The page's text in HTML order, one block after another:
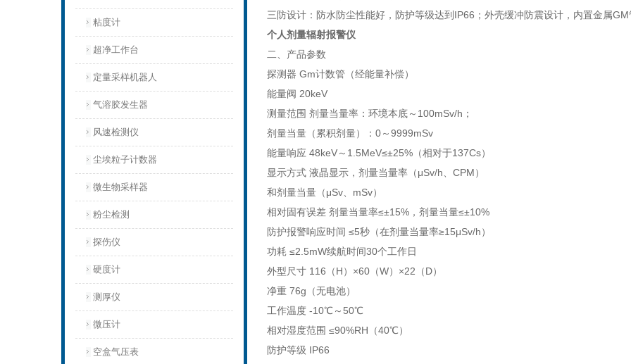
粘度计
超净工作台
定量采样机器人
气溶胶发生器
风速检测仪
尘埃粒子计数器
微生物采样器
粉尘检测
探伤仪
硬度计
测厚仪
微压计
空盒气压表
三防设计：防水防尘性能好，防护等级达到IP66；外壳缓冲防震设计，内置金属
个人剂量辐射报警仪
二、产品参数
探测器 Gm计数管（经能量补偿）
能量阀 20keV
测量范围 剂量当量率：环境本底～100mSv/h；
剂量当量（累积剂量）：0～9999mSv
能量响应 48keV～1.5MeV≤±25%（相对于137Cs）
显示方式 液晶显示，剂量当量率（μSv/h、CPM）
和剂量当量（μSv、mSv）
相对固有误差 剂量当量率≤±15%，剂量当量≤±10%
防护报警响应时间 ≤5秒（在剂量当量率≥15μSv/h）
功耗 ≤2.5mW续航时间30个工作日
外型尺寸 116（H）×60（W）×22（D）
净重 76g（无电池）
工作温度 -10℃～50℃
相对湿度范围 ≤90%RH（40℃）
防护等级 IP66